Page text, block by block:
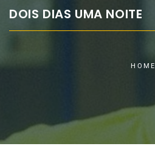
DOIS DIAS UMA NOITE
HOME